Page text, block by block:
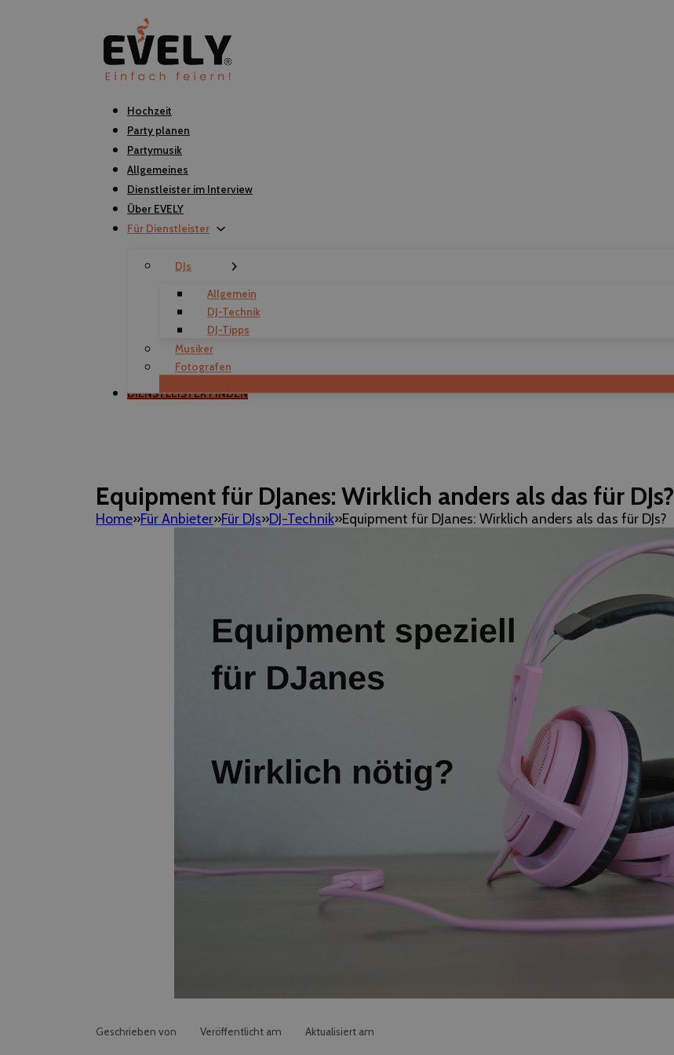
Hochzeit
Party planen
Partymusik
Allgemeines
Dienstleister im Interview
Über EVELY
Für Dienstleister
DJs
Allgemein
DJ-Technik
DJ-Tipps
Musiker
Fotografen
DIENSTLEISTER FINDEN
Equipment für DJanes: Wirklich anders als das für DJs?
Home Für Anbieter Für DJs DJ-Technik Equipment für DJanes: Wirklich anders als das für DJs?
Geschrieben von Veröffentlicht am Aktualisiert am